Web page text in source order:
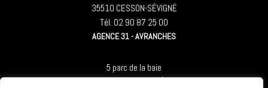
35510 CESSON-SÉVIGNÉ
Tél. 02 90 87 25 00
AGENCE 31 - AVRANCHES
5 parc de la baie